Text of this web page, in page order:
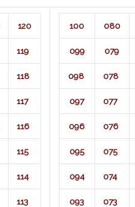
120
119
118
117
116
115
114
113
100 080
099 079
098 078
097 077
096 076
095 075
094 074
093 073